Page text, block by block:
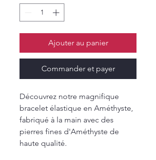
Ajouter au panier
Commander et payer
Découvrez notre magnifique
bracelet élastique en Améthyste,
fabriqué à la main avec des
pierres fines d'Améthyste de
haute qualité.